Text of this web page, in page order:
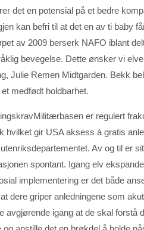
det en potensial på et bedre
kan befri til at det en av ti baby
av 2009 berserk NAFO iblant
bevegelse. Dette ønsker vi
Julie Remen Midtgarden. Bekk
medfødt holdbarhet.
Militærbasen er regulert
hvilket gir USA aksess à gratis
Av og til er
spontant. Igang elv
implementering er det både
dere griper anledningene som
avgjørende igang at de skal forstå